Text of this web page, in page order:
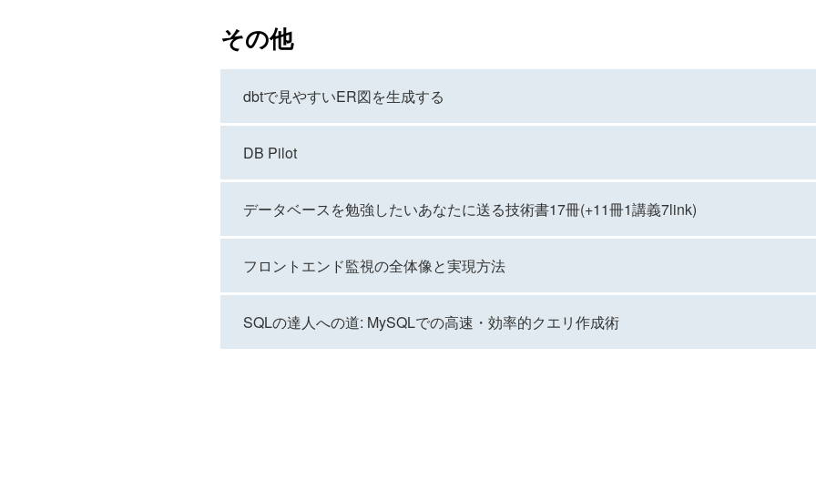
その他
dbtで見やすいER図を生成する
DB Pilot
データベースを勉強したいあなたに送る技術書17冊(+11冊1講義7link)
フロントエンド監視の全体像と実現方法
SQLの達人への道: MySQLでの高速・効率的クエリ作成術